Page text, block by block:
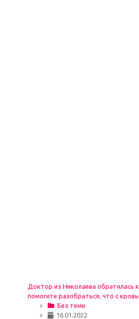
Доктор из Николаева обратилась
помогите разобраться, что с
Без теми
16.01.2022